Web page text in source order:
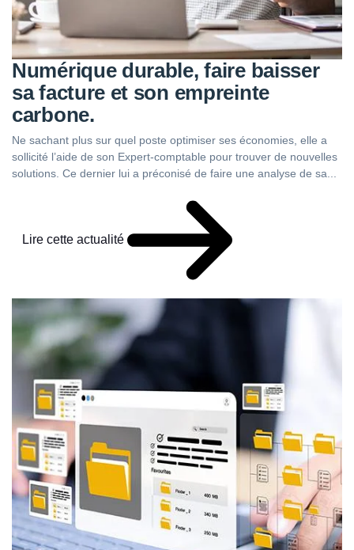
Numérique durable, faire baisser
sa facture et son empreinte
carbone.
Ne sachant plus sur quel poste optimiser ses économies, elle a
sollicité l’aide de son Expert-comptable pour trouver de nouvelles
solutions. Ce dernier lui a préconisé de faire une analyse de sa...
Lire cette actualité